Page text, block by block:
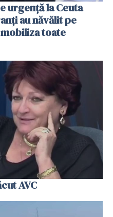
urgență la Ceuta
au năvălit pe
toate
AVC